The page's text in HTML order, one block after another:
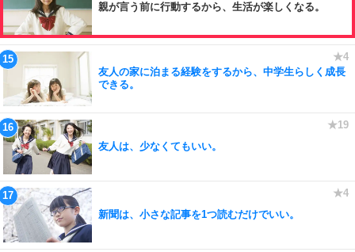
親が言う前に行動するから、生活が楽しくなる。
友人の家に泊まる経験をするから、中学生らしく成長
できる。
友人は、少なくてもいい。
新聞は、小さな記事を1つ読むだけでいい。